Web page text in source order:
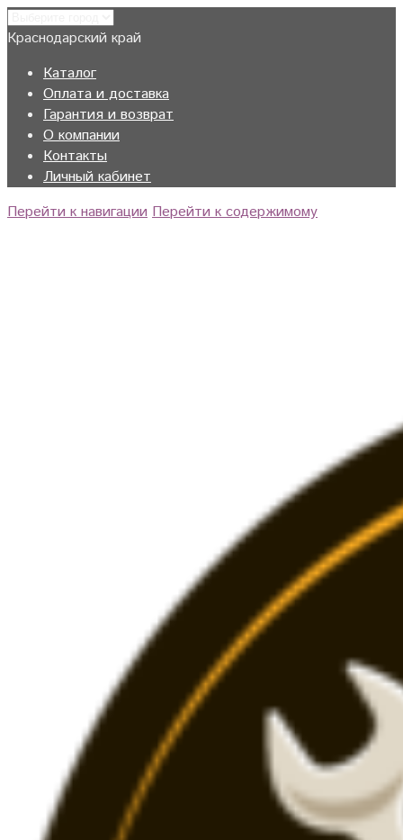
Краснодарский край
Каталог
Оплата и доставка
Гарантия и возврат
О компании
Контакты
Личный кабинет
Перейти к навигации Перейти к содержимому